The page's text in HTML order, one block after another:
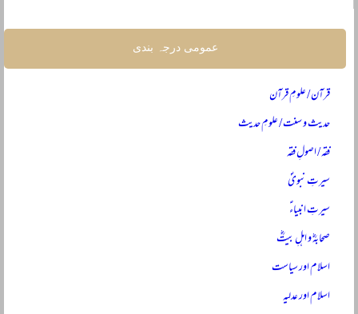
عمومی درجہ بندی
قرآن / علومِ قرآن
حدیث و سنت / علومِ حدیث
فقہ / اصولِ فقہ
سیرتِ نبویؐ
سیرتِ انبیاءؑ
صحابہؓ و اہلِ بیتؓ
اسلام اور سیاست
اسلام اور عدلیہ